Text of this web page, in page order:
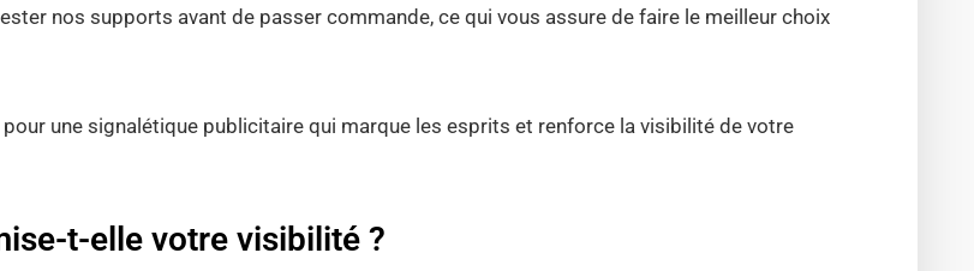
nos supports avant de passer commande, ce qui vous assure de faire le meilleur choix
une signalétique publicitaire qui marque les esprits et renforce la visibilité de votre
t-elle votre visibilité ?